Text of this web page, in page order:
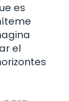
es
el